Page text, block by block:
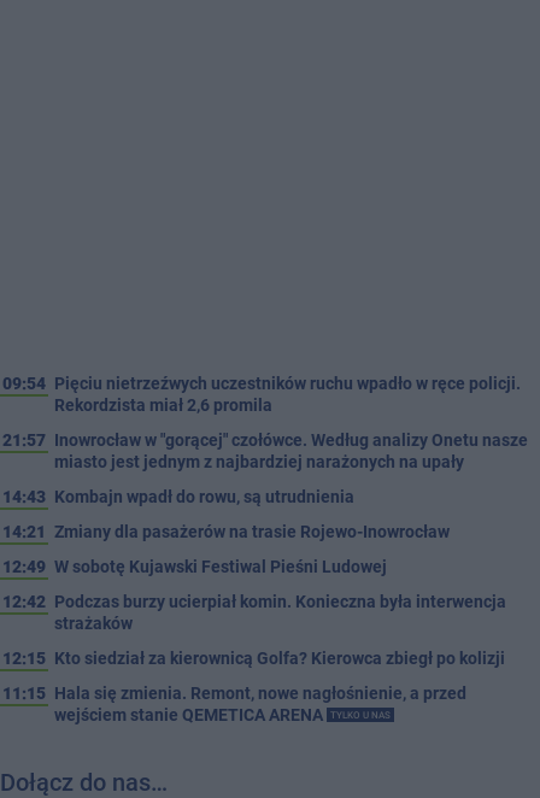
09:54 Pięciu nietrzeźwych uczestników ruchu wpadło w ręce policji.
Rekordzista miał 2,6 promila
21:57 Inowrocław w "gorącej" czołówce. Według analizy Onetu nasze
miasto jest jednym z najbardziej narażonych na upały
14:43 Kombajn wpadł do rowu, są utrudnienia
14:21 Zmiany dla pasażerów na trasie Rojewo-Inowrocław
12:49 W sobotę Kujawski Festiwal Pieśni Ludowej
12:42 Podczas burzy ucierpiał komin. Konieczna była interwencja
strażaków
12:15 Kto siedział za kierownicą Golfa? Kierowca zbiegł po kolizji
11:15 Hala się zmienia. Remont, nowe nagłośnienie, a przed
wejściem stanie QEMETICA ARENA
TYLKO U NAS
Dołącz do nas…